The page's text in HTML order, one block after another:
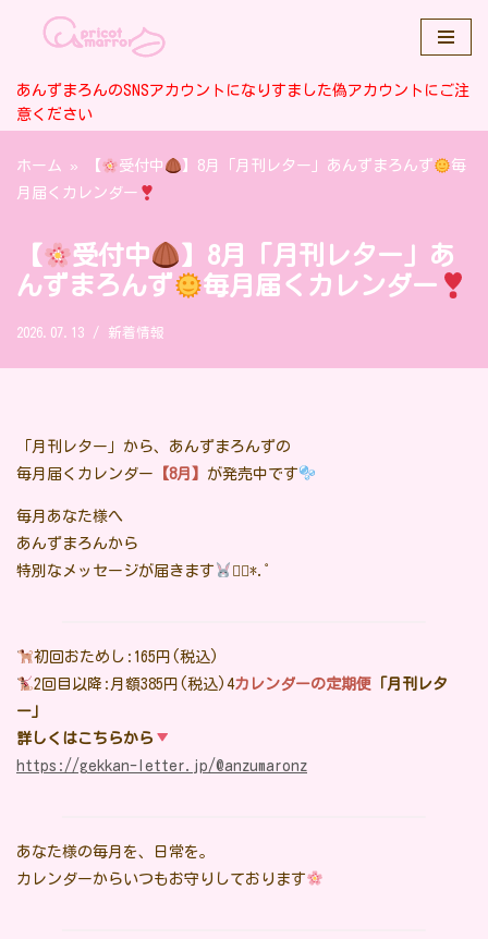
ン
テ
ツ
へ
ッ
あんずまろんのSNSアカウントになりすました偽アカウントにご注
意ください
ホーム » 【 受付中 】8月「月刊レター」あんずまろんず
毎
月届くカレンダー
【 受付中
】8月「月刊レター」あ
んずまろんず
毎月届くカレンダー
2026.07.13 新着情報
「月刊レター」から、あんずまろんずの
毎月届くカレンダー 【8月】 が発売中です
毎月あなた様へ
あんずまろんから
特別なメッセージが届きます
❁⃘*.ﾟ
初回おためし:165円(税込)
2回目以降:月額385円(税込)4カレンダーの定期便 「月刊レタ
ー」
詳しくはこちらから
https://gekkan-letter.jp/@anzumaronz
あなた様の毎月を、日常を。
カレンダーからいつもお守りしております